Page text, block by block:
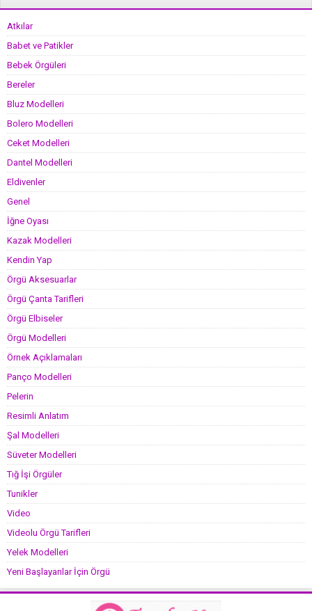
Atkılar
Babet ve Patikler
Bebek Örgüleri
Bereler
Bluz Modelleri
Bolero Modelleri
Ceket Modelleri
Dantel Modelleri
Eldivenler
Genel
İğne Oyası
Kazak Modelleri
Kendin Yap
Örgü Aksesuarlar
Örgü Çanta Tarifleri
Örgü Elbiseler
Örgü Modelleri
Örnek Açıklamaları
Panço Modelleri
Pelerin
Resimli Anlatım
Şal Modelleri
Süveter Modelleri
Tığ İşi Örgüler
Tunikler
Video
Videolu Örgü Tarifleri
Yelek Modelleri
Yeni Başlayanlar İçin Örgü